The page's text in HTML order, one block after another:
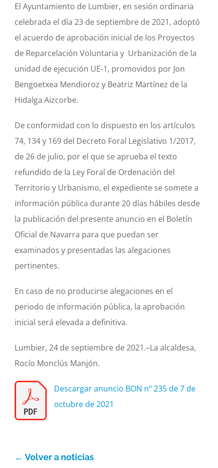
Idatziguzu
El Ayuntamiento de Lumbier, en sesión ordinaria
celebrada el día 23 de septiembre de 2021, adoptó
el acuerdo de aprobación inicial de los Proyectos
de Reparcelación Voluntaria y Urbanización de la
unidad de ejecución UE-1, promovidos por Jon
Bengoetxea Mendioroz y Beatriz Martínez de la
Hidalga Aizcorbe.
De conformidad con lo dispuesto en los artículos
74, 134 y 169 del Decreto Foral Legislativo 1/2017,
de 26 de julio, por el que se aprueba el texto
refundido de la Ley Foral de Ordenación del
Territorio y Urbanismo, el expediente se somete a
información pública durante 20 días hábiles desde
la publicación del presente anuncio en el Boletín
Oficial de Navarra para que puedan ser
examinados y presentadas las alegaciones
pertinentes.
En caso de no producirse alegaciones en el
periodo de información pública, la aprobación
inicial será elevada a definitiva.
Lumbier, 24 de septiembre de 2021.–La alcaldesa,
Rocío Monclús Manjón.
Descargar anuncio BON nº 235 de 7 de
octubre de 2021
← Volver a noticias